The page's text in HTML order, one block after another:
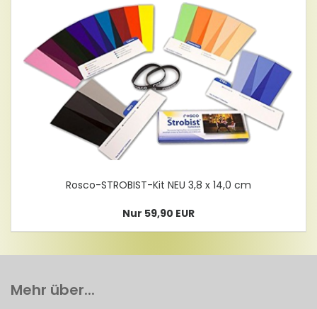
Rosco-​STROBIST-Kit NEU 3,8 x 14,0 cm
Nur 59,90 EUR
Mehr über...